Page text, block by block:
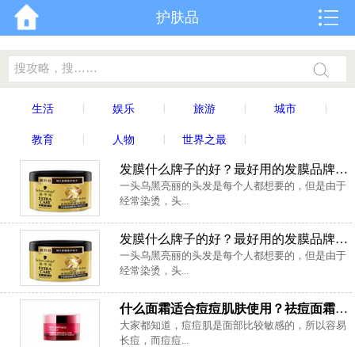
护肤品
生活 娱乐 旅游 城市
教育 人物 世界之最
发膜什么牌子的好？最好用的发膜品牌排行榜前十名
一头乌黑亮丽的头发是每个人都想要的，但是由于
经常染烫，头...
发膜什么牌子的好？最好用的发膜品牌排行榜前十名
一头乌黑亮丽的头发是每个人都想要的，但是由于
经常染烫，头...
什么面霜适合痘痘肌肤使用？祛痘面霜排行榜10强推荐
大家都知道，痘痘肌是面部比较敏感的，所以容易
长痘，而痘痘...